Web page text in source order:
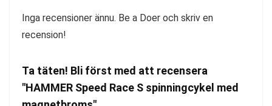
Inga recensioner ännu. Be a Doer och skriv en
recension!
Ta täten! Bli först med att recensera
"HAMMER Speed Race S spinningcykel med